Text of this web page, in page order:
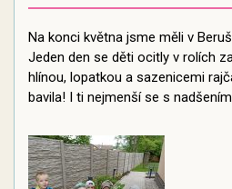
Na konci května jsme měli v
Jeden den se děti ocitly v rolích
hlínou, lopatkou a sazenicemi
bavila! I ti nejmenší se s